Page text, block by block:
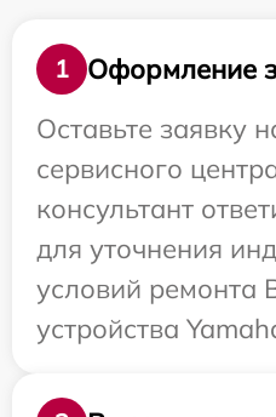
1
Оформление
Оставьте заявку
сервисного
консультант
для уточнения
условий ремонта
устройства